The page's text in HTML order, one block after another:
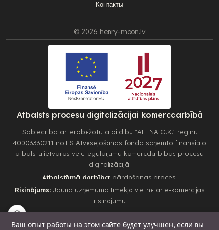
Контакты
© 2026 henry-moon.lv
Atbalsts procesu digitalizācijai komercdarbībā
Sabiedrība ar ierobežotu atbildību "ALENA G.K." reg.nr.
40003330211 no ES Atveseļošanas fonda saņemto finansiālo
atbalstu ietvaros veic ieguldījumu komercdarbības procesu
digitalizācijā.
Atbalstāmā darbība: pārdošanas procesi
Risinājums:Jauna uzņēmuma tīmekļa vietne ar e-komercijas
risinājumu
Ваш опыт работы на этом сайте будет улучшен, если вы
🍪